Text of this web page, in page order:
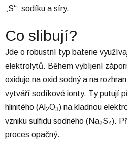
„S“: sodíku a síry.
Co slibují?
Jde o robustní typ baterie
elektrolytů. Během vybíjení
oxiduje na oxid sodný a na
vytváří sodíkové ionty. Ty putují
hlinitého (Al 2O3) na kladnou
vzniku sulfidu sodného (Na2S4).
proces opačný.